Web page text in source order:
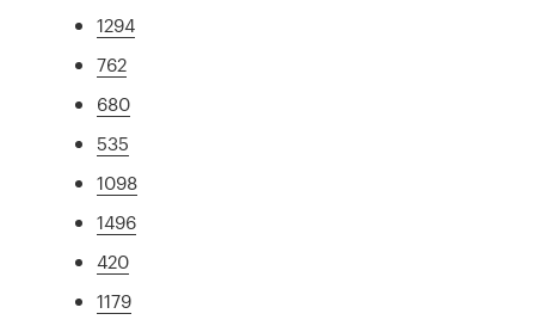
1294
762
680
535
1098
1496
420
1179